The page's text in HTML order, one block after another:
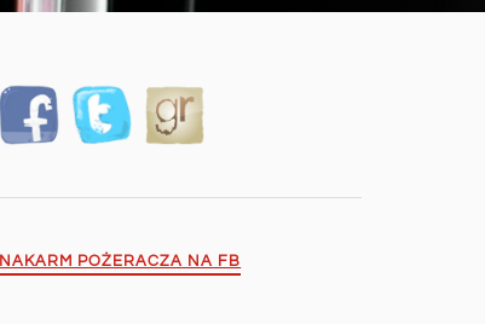
NAKARM POŻERACZA NA FB